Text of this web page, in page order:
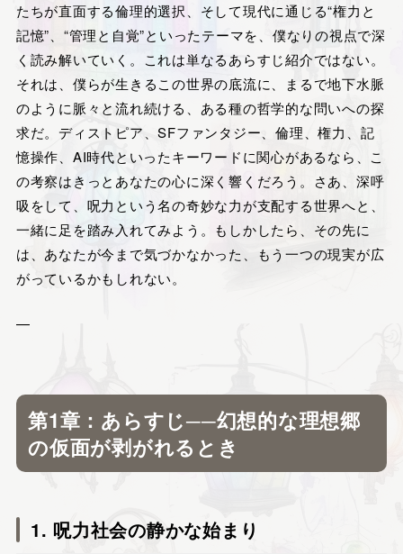
たちが直面する倫理的選択、そして現代に通じる“権力と
記憶”、“管理と自覚”といったテーマを、僕なりの視点で深
く読み解いていく。これは単なるあらすじ紹介ではない。
それは、僕らが生きるこの世界の底流に、まるで地下水脈
のように脈々と流れ続ける、ある種の哲学的な問いへの探
求だ。ディストピア、SFファンタジー、倫理、権力、記
憶操作、AI時代といったキーワードに関心があるなら、こ
の考察はきっとあなたの心に深く響くだろう。さあ、深呼
吸をして、呪力という名の奇妙な力が支配する世界へと、
一緒に足を踏み入れてみよう。もしかしたら、その先に
は、あなたが今まで気づかなかった、もう一つの現実が広
がっているかもしれない。
—
第1章：あらすじ──幻想的な理想郷
の仮面が剥がれるとき
1. 呪力社会の静かな始まり